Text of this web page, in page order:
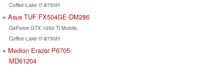
Coffee Lake i7-8750H
Asus TUF FX504GE-DM286
GeForce GTX 1050 Ti Mobile,
Coffee Lake i7-8750H
Medion Erazer P6705-
MD61204